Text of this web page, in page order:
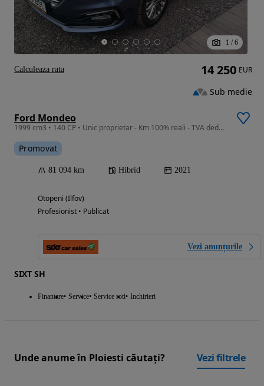
1 / 6
Ford Mondeo
1999 cm3 • 140 CP • Unic proprietar - Km 100% reali - TVA deductibil / 140 CP
Promovat
81 094 km Hibrid 2021
Otopeni (Ilfov)
Profesionist • Publicat
Vezi anunțurile
SIXT SH
Finantare Service Service roti Inchirieri
14 250 EUR
Sub medie
Calculeaza rata
Unde anume în Ploiesti căutați? Vezi filtrele